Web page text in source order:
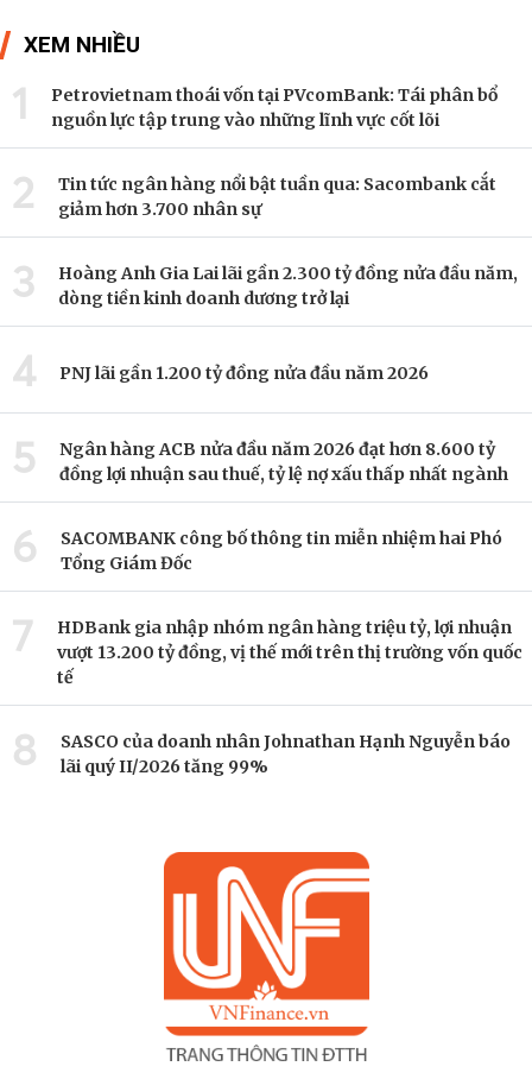
XEM NHIỀU
1
Petrovietnam thoái vốn tại PVcomBank: Tái phân bổ
nguồn lực tập trung vào những lĩnh vực cốt lõi
2
Tin tức ngân hàng nổi bật tuần qua: Sacombank cắt
giảm hơn 3.700 nhân sự
3
Hoàng Anh Gia Lai lãi gần 2.300 tỷ đồng nửa đầu năm,
dòng tiền kinh doanh dương trở lại
4 PNJ lãi gần 1.200 tỷ đồng nửa đầu năm 2026
5
Ngân hàng ACB nửa đầu năm 2026 đạt hơn 8.600 tỷ
đồng lợi nhuận sau thuế, tỷ lệ nợ xấu thấp nhất ngành
6
SACOMBANK công bố thông tin miễn nhiệm hai Phó
Tổng Giám Đốc
7
HDBank gia nhập nhóm ngân hàng triệu tỷ, lợi nhuận
vượt 13.200 tỷ đồng, vị thế mới trên thị trường vốn quốc
tế
8
SASCO của doanh nhân Johnathan Hạnh Nguyễn báo
lãi quý II/2026 tăng 99%